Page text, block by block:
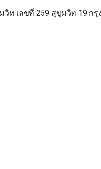
ท เลขที่ 259 สุขุมวิท 19 กรุ